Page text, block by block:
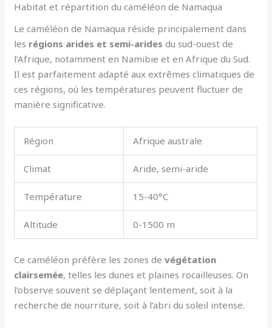
Habitat et répartition du caméléon de Namaqua
Le caméléon de Namaqua réside principalement dans
les régions arides et semi-arides du sud-ouest de
l’Afrique, notamment en Namibie et en Afrique du Sud.
Il est parfaitement adapté aux extrêmes climatiques de
ces régions, où les températures peuvent fluctuer de
manière significative.
Région Afrique australe
Climat Aride, semi-aride
Température 15-40°C
Altitude 0-1500 m
Ce caméléon préfère les zones devégétation
clairsemée, telles les dunes et plaines rocailleuses. On
l’observe souvent se déplaçant lentement, soit à la
recherche de nourriture, soit à l’abri du soleil intense.